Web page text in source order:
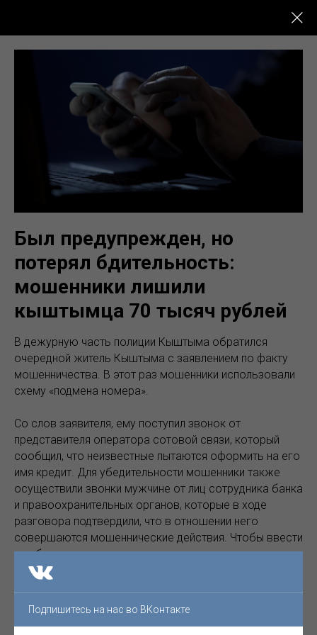
Был предупрежден, но
потерял бдительность:
мошенники лишили
кыштымца 70 тысяч рублей
В дежурную часть полиции Кыштыма обратился
очередной житель Кыштыма с заявлением по факту
мошенничества. В этот раз мошенники использовали
схему «подмена номера».
Со слов заявителя, ему поступил звонок от
представителя оператора сотовой связи, который
сообщил, что неизвестные пытаются оформить на его
имя кредит. Для убедительности мошенники также
осуществили звонки мужчине от лиц сотрудника банка
и правоохранительных органов, которые в ходе
разговора подтвердили, что в отношении него
совершаются мошеннические действия. Чтобы ввести
в заблуждение мужчину, злоумышленники
использовали подмену номера. Они сообщили ему, что
номера телефонов. Так житель Кыштыма поверил, что
действительно ведет диалог с должностным лицом.
Подпишитесь на нас во ВКонтакте